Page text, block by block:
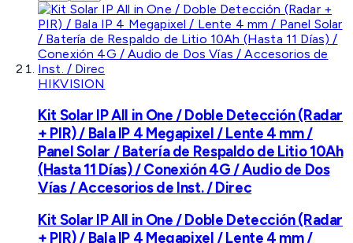
HIKVISION
Kit Solar IP All in One / Doble Detección (Radar
+ PIR) / Bala IP 4 Megapixel / Lente 4 mm /
Panel Solar / Batería de Respaldo de Litio 10Ah
(Hasta 11 Días) / Conexión 4G / Audio de Dos
Vías / Accesorios de Inst. / Direc
Kit Solar IP All in One / Doble Detección (Radar
+ PIR) / Bala IP 4 Megapixel / Lente 4 mm /